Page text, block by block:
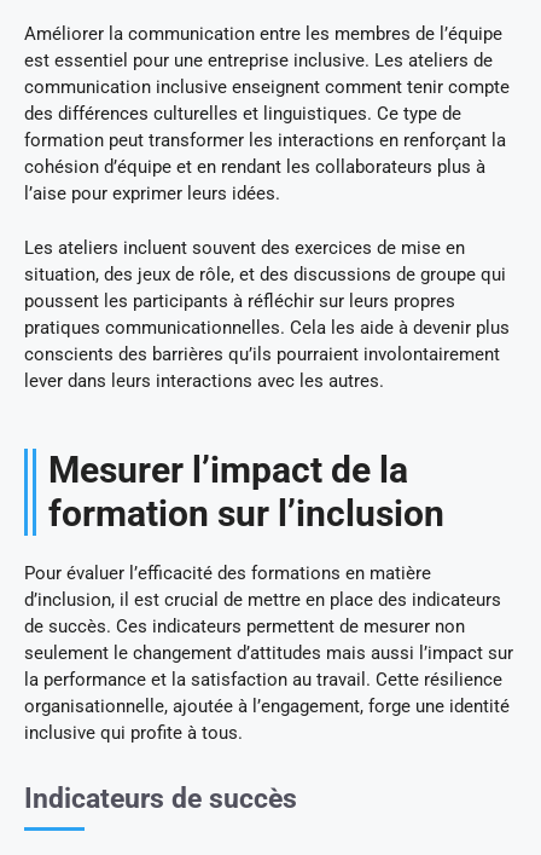
Améliorer la communication entre les membres de l’équipe
est essentiel pour une entreprise inclusive. Les ateliers de
communication inclusive enseignent comment tenir compte
des différences culturelles et linguistiques. Ce type de
formation peut transformer les interactions en renforçant la
cohésion d’équipe et en rendant les collaborateurs plus à
l’aise pour exprimer leurs idées.
Les ateliers incluent souvent des exercices de mise en
situation, des jeux de rôle, et des discussions de groupe qui
poussent les participants à réfléchir sur leurs propres
pratiques communicationnelles. Cela les aide à devenir plus
conscients des barrières qu’ils pourraient involontairement
lever dans leurs interactions avec les autres.
Mesurer l’impact de la
formation sur l’inclusion
Pour évaluer l’efficacité des formations en matière
d’inclusion, il est crucial de mettre en place des indicateurs
de succès. Ces indicateurs permettent de mesurer non
seulement le changement d’attitudes mais aussi l’impact sur
la performance et la satisfaction au travail. Cette résilience
organisationnelle, ajoutée à l’engagement, forge une identité
inclusive qui profite à tous.
Indicateurs de succès